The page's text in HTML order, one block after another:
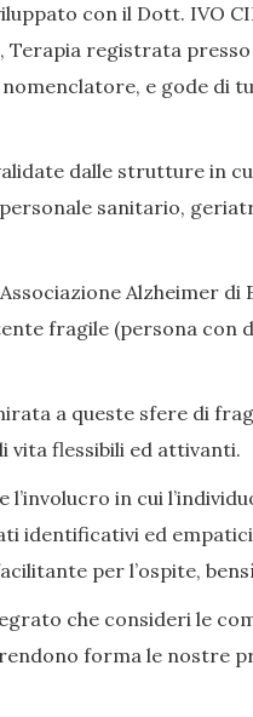
con il Dott. IVO
registrata
e gode di
dalle strutture in
sanitario,
Alzheimer
fragile (persona
a queste sfere di
vita flessibili ed attivanti.
l’involucro in cui
identificativi ed
per l’ospite,
che consideri le
forma le nostre